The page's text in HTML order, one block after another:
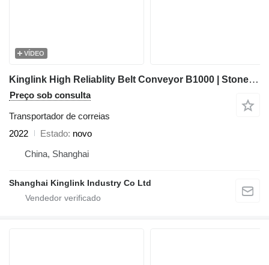
VÍDEO
Kinglink High Reliablity Belt Conveyor B1000 | Stone Crushing Plant
Preço sob consulta
Transportador de correias
2022
Estado novo
China, Shanghai
Shanghai Kinglink Industry Co Ltd